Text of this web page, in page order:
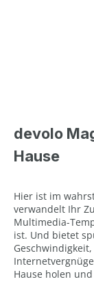
devolo
Hause
Hier ist im
verwandelt Ihr
Multimedia-
ist. Und bietet
Hause holen